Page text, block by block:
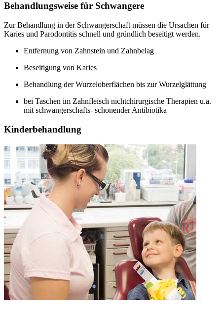
Behandlungsweise für Schwangere
Zur Behandlung in der Schwangerschaft müssen die Ursachen für
Karies und Parodontitis schnell und gründlich beseitigt werden.
Entfernung von Zahnstein und Zahnbelag
Beseitigung von Karies
Behandlung der Wurzeloberflächen bis zur Wurzelglättung
bei Taschen im Zahnfleisch nichtchirurgische Therapien u.a.
mit schwangerschafts- schonender Antibiotika
Kinderbehandlung